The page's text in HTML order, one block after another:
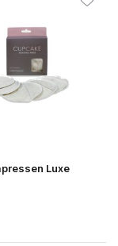
Luxe